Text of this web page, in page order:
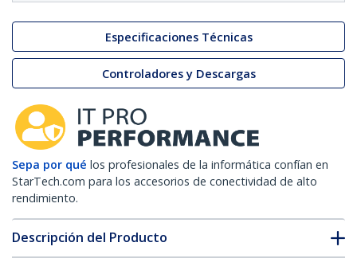
Especificaciones Técnicas
Controladores y Descargas
Sepa por qué los profesionales de la informática confían en
StarTech.com para los accesorios de conectividad de alto
rendimiento.
Descripción del Producto